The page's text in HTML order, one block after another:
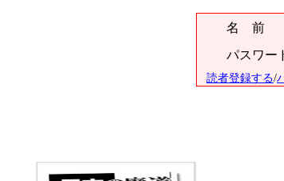
名 前
パスワー
読者登録する/